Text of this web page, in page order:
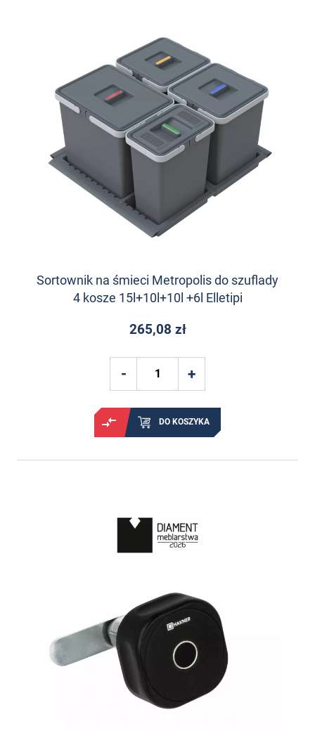
Sortownik na śmieci Metropolis do szuflady
4 kosze 15l+10l+10l +6l Elletipi
265,08 zł
DO KOSZYKA